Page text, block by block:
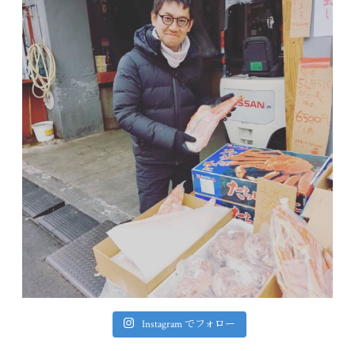
Instagram でフォロー